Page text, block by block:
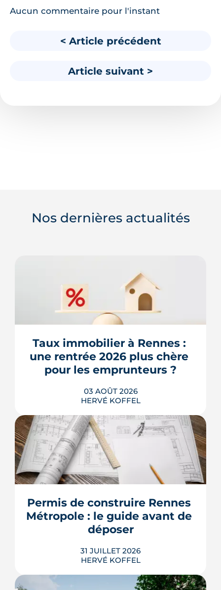
Aucun commentaire pour l'instant
< Article précédent
Article suivant >
Nos dernières actualités
Taux immobilier à Rennes :
une rentrée 2026 plus chère
pour les emprunteurs ?
03 AOÛT 2026
HERVÉ KOFFEL
Les taux de crédit se sont stabilisés cet
été, mais au-dessus de leur niveau du
printemps. À Rennes, la hausse des prix
resserrent le budget des acheteurs à la
rentrée 2026.
LIRE L'ARTICLE
Permis de construire Rennes
Métropole : le guide avant de
déposer
31 JUILLET 2026
HERVÉ KOFFEL